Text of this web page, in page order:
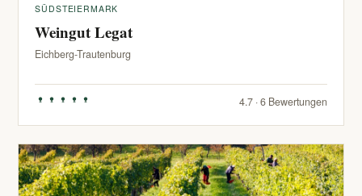
SÜDSTEIERMARK
Weingut Legat
Eichberg-Trautenburg
4.7 · 6 Bewertungen